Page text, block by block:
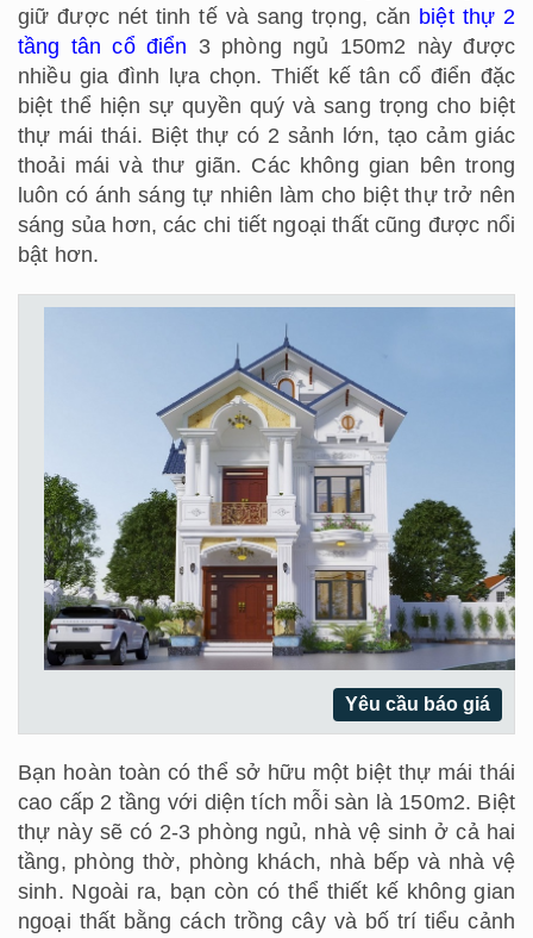
giữ được nét tinh tế và sang trọng, căn biệt thự 2
tầng tân cổ điển 3 phòng ngủ 150m2 này được
nhiều gia đình lựa chọn. Thiết kế tân cổ điển đặc
biệt thể hiện sự quyền quý và sang trọng cho biệt
thự mái thái. Biệt thự có 2 sảnh lớn, tạo cảm giác
thoải mái và thư giãn. Các không gian bên trong
luôn có ánh sáng tự nhiên làm cho biệt thự trở nên
sáng sủa hơn, các chi tiết ngoại thất cũng được nổi
bật hơn.
Yêu cầu báo giá
Bạn hoàn toàn có thể sở hữu một biệt thự mái thái
cao cấp 2 tầng với diện tích mỗi sàn là 150m2. Biệt
thự này sẽ có 2-3 phòng ngủ, nhà vệ sinh ở cả hai
tầng, phòng thờ, phòng khách, nhà bếp và nhà vệ
sinh. Ngoài ra, bạn còn có thể thiết kế không gian
ngoại thất bằng cách trồng cây và bố trí tiểu cảnh